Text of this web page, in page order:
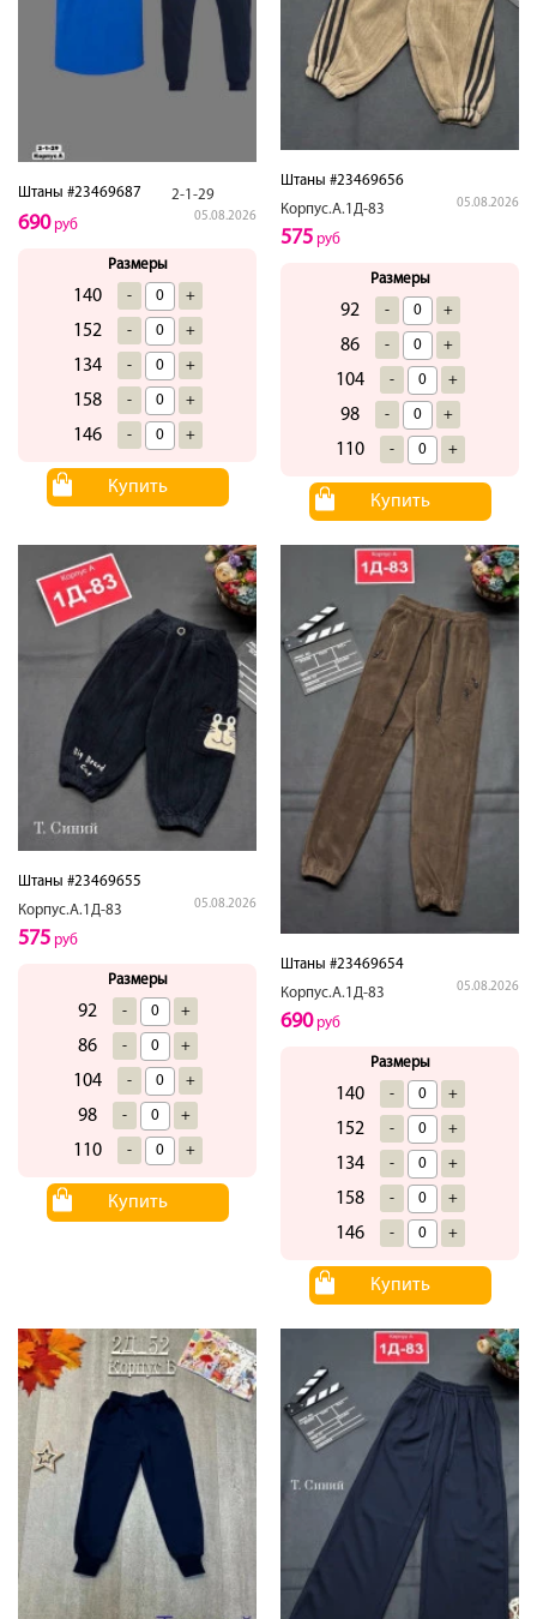
Штаны #23469687 2-1-29
05.08.2026
690руб
Размеры
140 - +
152 - +
134 - +
158 - +
146 - +
Купить
Штаны #23469656
Корпус.А.1Д-83
05.08.2026
575 руб
Размеры
92 - +
86 - +
104 - +
98 - +
110 - +
Купить
Штаны #23469655
Корпус.А.1Д-83
05.08.2026
575 руб
Размеры
92 - +
86 - +
104 - +
98 - +
110 - +
Купить
Штаны #23469654
Корпус.А.1Д-83
05.08.2026
690руб
Размеры
140 - +
152 - +
134 - +
158 - +
146 - +
Купить